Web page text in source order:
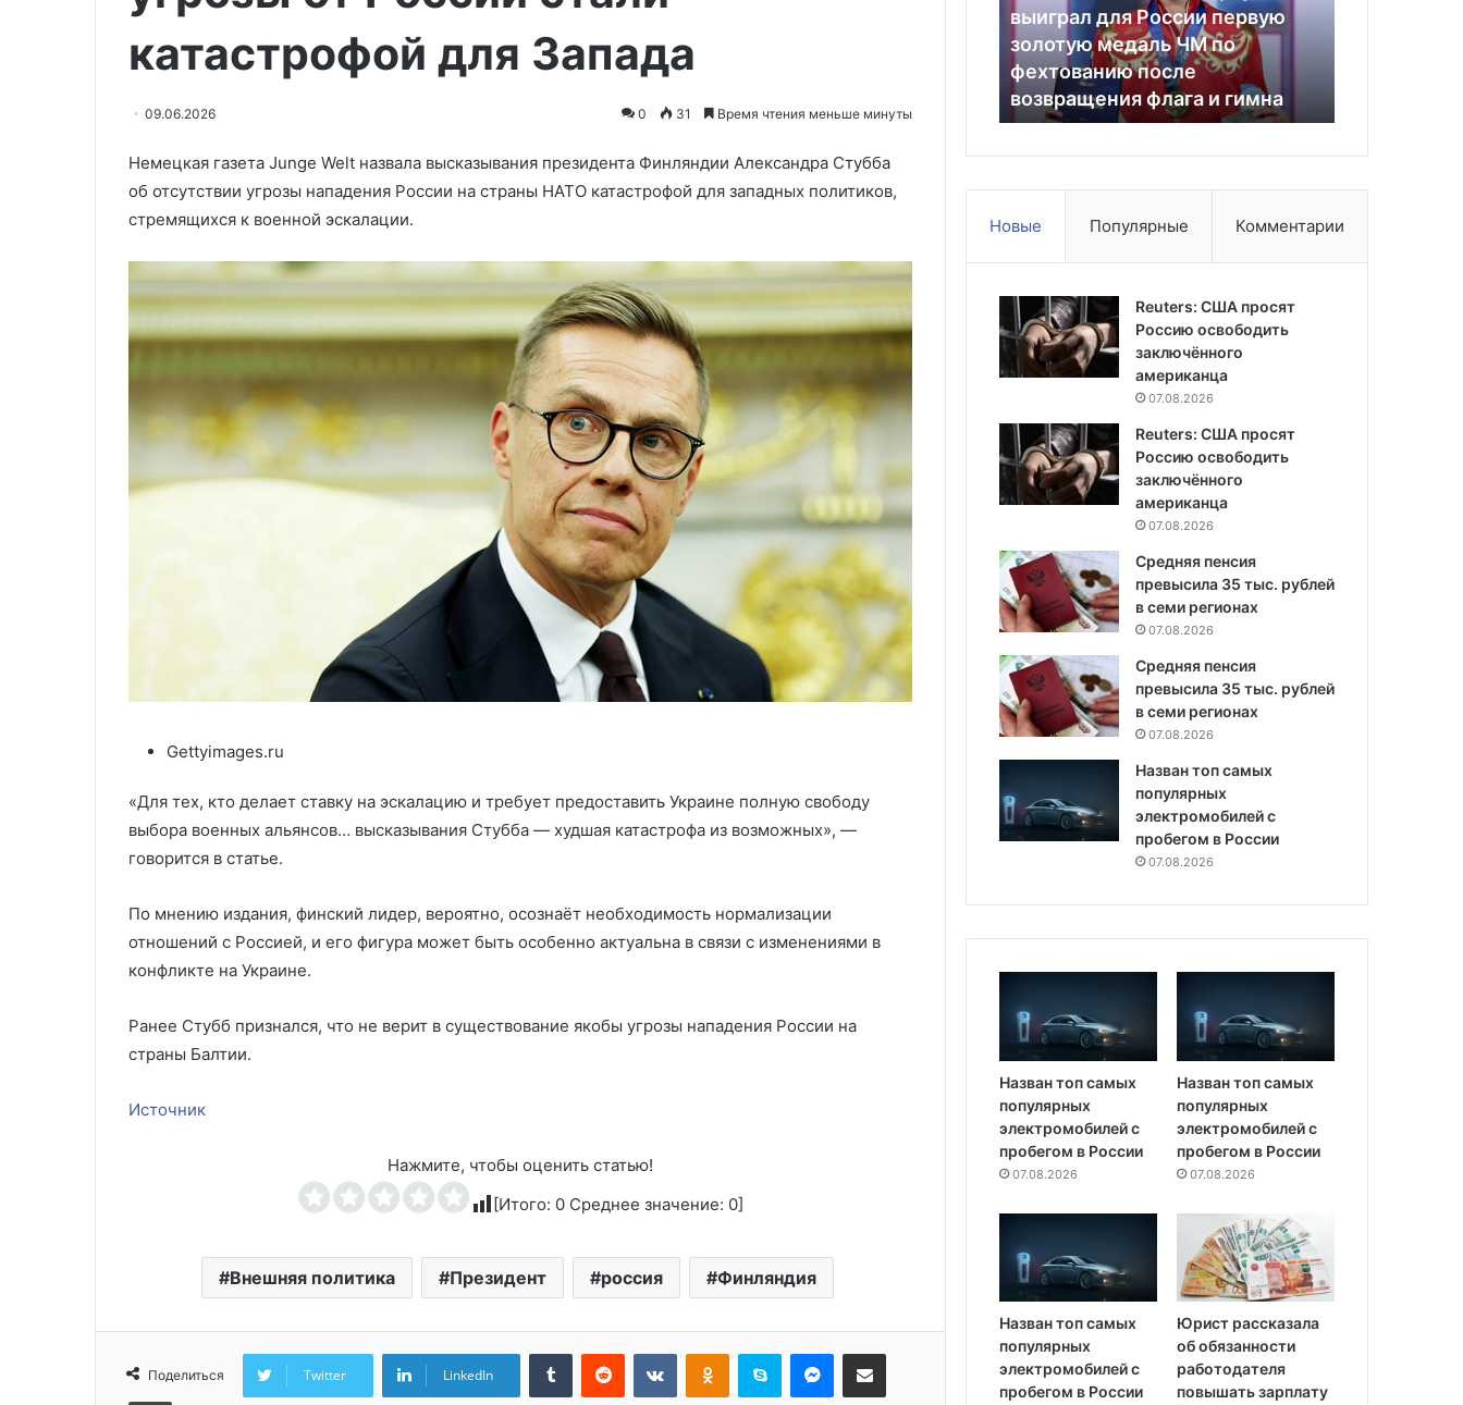
катастрофой для Запада
09.06.2026 0 31 Время чтения меньше минуты
Немецкая газета Junge Welt назвала высказывания президента Финляндии Александра Стубба
об отсутствии угрозы нападения России на страны НАТО катастрофой для западных политиков,
стремящихся к военной эскалации.
Gettyimages.ru
«Для тех, кто делает ставку на эскалацию и требует предоставить Украине полную свободу
выбора военных альянсов… высказывания Стубба — худшая катастрофа из возможных», —
говорится в статье.
По мнению издания, финский лидер, вероятно, осознаёт необходимость нормализации
отношений с Россией, и его фигура может быть особенно актуальна в связи с изменениями в
конфликте на Украине.
Ранее Стубб признался, что не верит в существование якобы угрозы нападения России на
страны Балтии.
Источник
Нажмите, чтобы оценить статью!
[Итого: 0 Среднее значение: 0]
Внешняя политика Президент россия Финляндия
Поделиться Twitter LinkedIn
Tumblr Reddit ВконтактеОдноклассники
Skype MessengerПоделиться через электронную почту
Печатать
«Крокус
Холле»
погибли
ФСБ: в результате теракта в
«Крокус Сити Холле» погибли
в
области
Мельниченко: режим
беспилотной опасности
России
первую
золотую
медаль
фехтованию
возвращения
флага
гимна
выиграл для России первую
золотую медаль ЧМ по
фехтованию после
возвращения флага и гимна
до
Новые Популярные Комментарии
Reuters: США просят
Россию освободить
заключённого
американца
07.08.2026
Reuters: США просят
Россию освободить
заключённого
американца
07.08.2026
Средняя пенсия
превысила 35 тыс. рублей
в семи регионах
07.08.2026
Средняя пенсия
превысила 35 тыс. рублей
в семи регионах
07.08.2026
Назван топ самых
популярных
электромобилей с
пробегом в России
07.08.2026
Назван топ самых
популярных
электромобилей с
пробегом в России
07.08.2026
Назван топ самых
популярных
электромобилей с
пробегом в России
07.08.2026
Назван топ самых
популярных
электромобилей с
пробегом в России
Юрист рассказала
об обязанности
работодателя
повышать зарплату